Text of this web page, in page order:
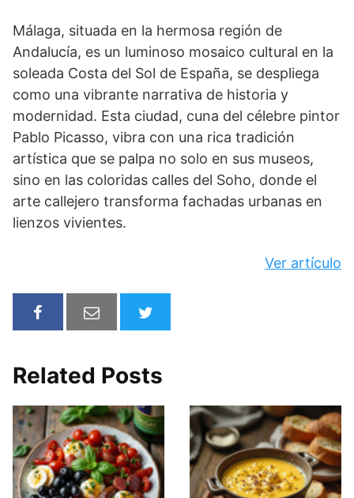
Málaga, situada en la hermosa región de
Andalucía, es un luminoso mosaico cultural en la
soleada Costa del Sol de España, se despliega
como una vibrante narrativa de historia y
modernidad. Esta ciudad, cuna del célebre pintor
Pablo Picasso, vibra con una rica tradición
artística que se palpa no solo en sus museos,
sino en las coloridas calles del Soho, donde el
arte callejero transforma fachadas urbanas en
lienzos vivientes.
Ver artículo
Related Posts